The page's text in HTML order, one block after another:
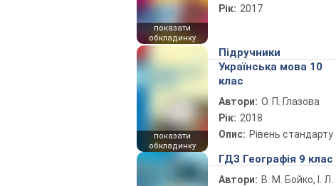
показати
обкладинку
Рік: 2017
показати
обкладинку
Підручники
Українська мова 10
клас
Автори: О. П. Глазова
Рік: 2018
Опис: Рівень стандарту
ГДЗ Географія 9 клас
Автори: В. М. Бойко, І. Л.